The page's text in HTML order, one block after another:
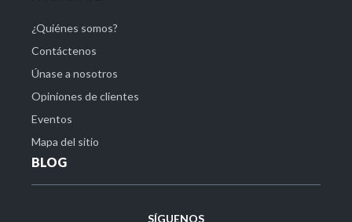
¿Quiénes somos?
Contáctenos
Únase a nosotros
Opiniones de clientes
Eventos
Mapa del sitio
BLOG
SÍGUENOS